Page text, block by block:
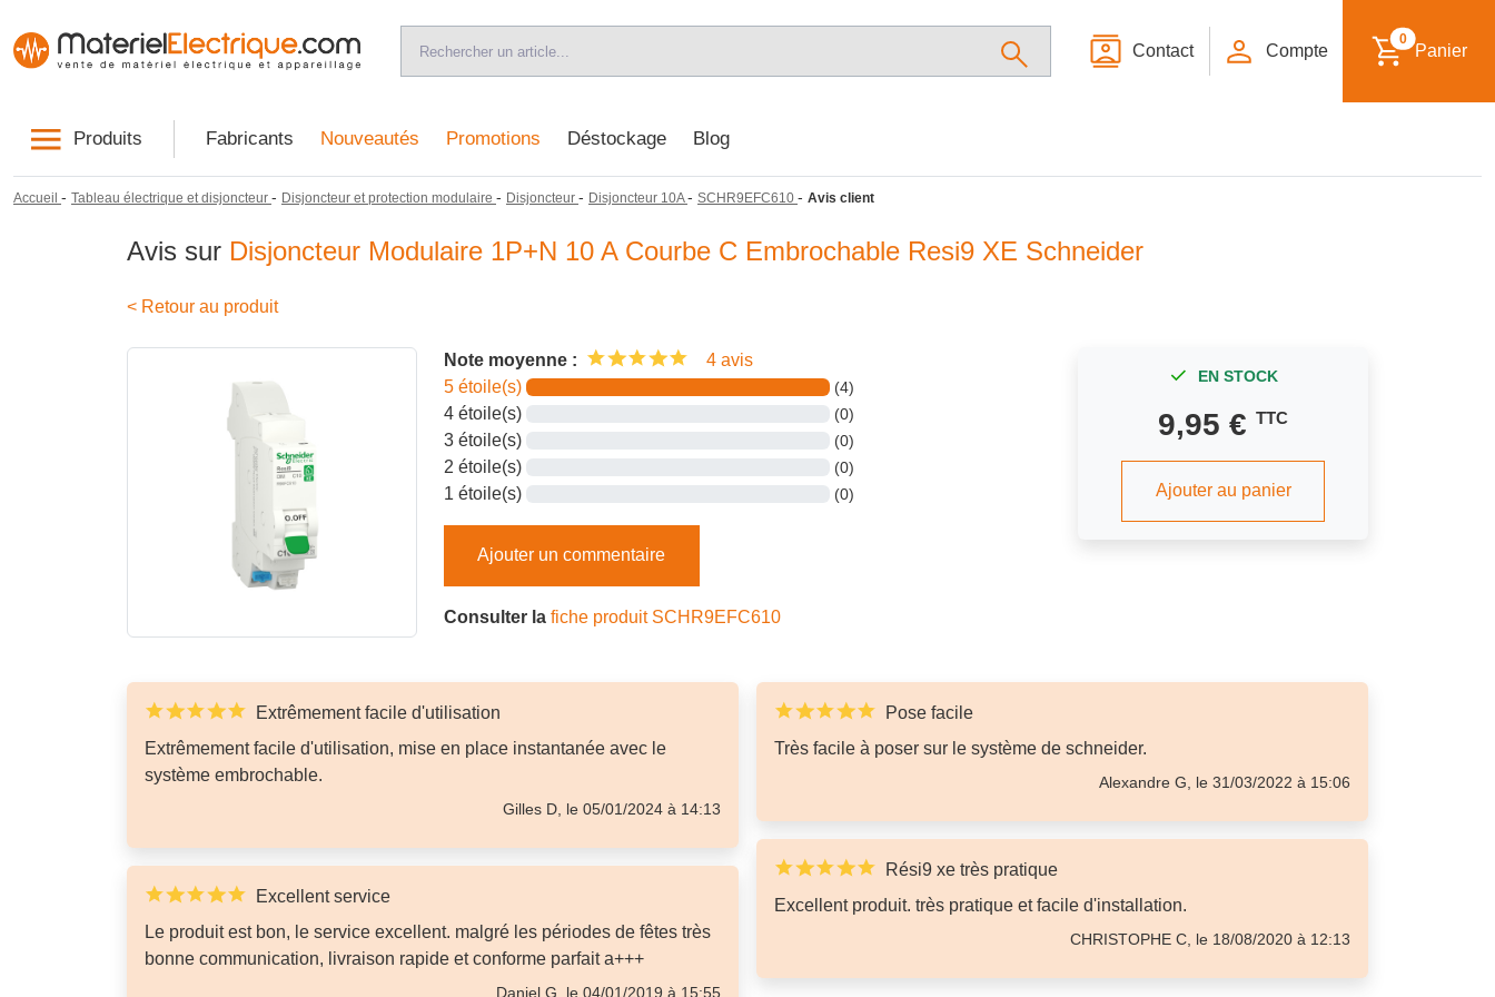
Contact Compte
0
Panier
Produits Fabricants Nouveautés Promotions Déstockage Blog
Accueil - Tableau électrique et disjoncteur - Disjoncteur et protection modulaire - Disjoncteur - Disjoncteur 10A - SCHR9EFC610 - Avis client
Avis sur Disjoncteur Modulaire 1P+N 10 A Courbe C Embrochable Resi9 XE Schneider
< Retour au produit
Note moyenne :
4 avis
5 étoile(s)
(4)
4 étoile(s) (0)
3 étoile(s) (0)
2 étoile(s) (0)
1 étoile(s) (0)
Ajouter un commentaire
Consulter la fiche produit SCHR9EFC610
EN STOCK
9,95 € TTC
Ajouter au panier
Extrêmement facile d'utilisation
Extrêmement facile d'utilisation, mise en place instantanée avec le
système embrochable.
Gilles D, le 05/01/2024 à 14:13
Pose facile
Très facile à poser sur le système de schneider.
Alexandre G, le 31/03/2022 à 15:06
Rési9 xe très pratique
Excellent produit. très pratique et facile d'installation.
CHRISTOPHE C, le 18/08/2020 à 12:13
Excellent service
Le produit est bon, le service excellent. malgré les périodes de fêtes très
bonne communication, livraison rapide et conforme parfait a+++
Daniel G, le 04/01/2019 à 15:55